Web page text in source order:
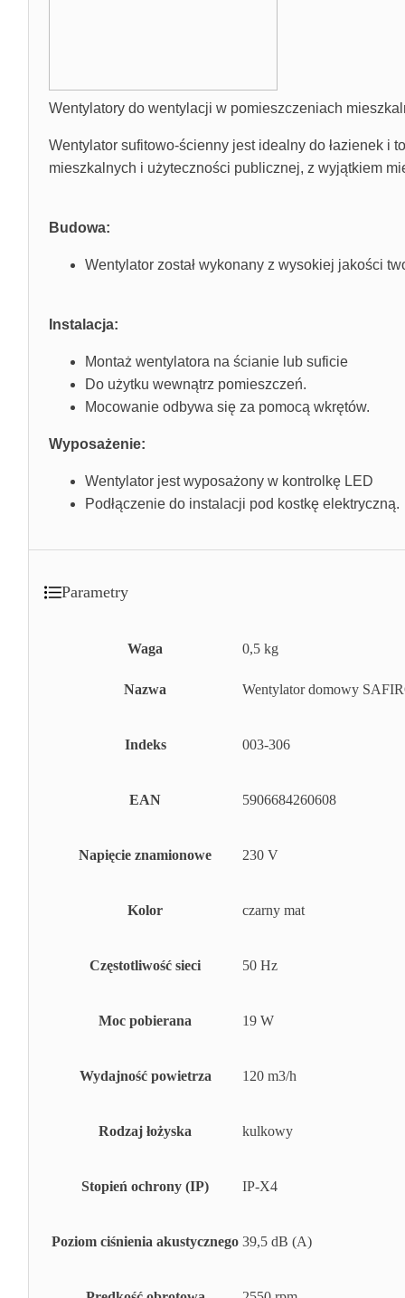
Wentylatory do wentylacji w pomieszczeniach
Wentylator sufitowo-ścienny jest idealny do łazienek
mieszkalnych i użyteczności publicznej, z wyjątkiem
Budowa:
Wentylator został wykonany z wysokiej jakości
Instalacja:
Montaż wentylatora na ścianie lub suficie
Do użytku wewnątrz pomieszczeń.
Mocowanie odbywa się za pomocą wkrętów.
Wyposażenie:
Wentylator jest wyposażony w kontrolkę LED
Podłączenie do instalacji pod kostkę elektryczną.
Parametry
Waga 0,5 kg
Nazwa Wentylator domowy
Indeks 003-306
EAN 5906684260608
Napięcie znamionowe 230 V
Kolor czarny mat
Częstotliwość sieci 50 Hz
Moc pobierana 19 W
Wydajność powietrza 120 m3/h
Rodzaj łożyska kulkowy
Stopień ochrony (IP) IP-X4
Poziom ciśnienia akustycznego 39,5 dB (A)